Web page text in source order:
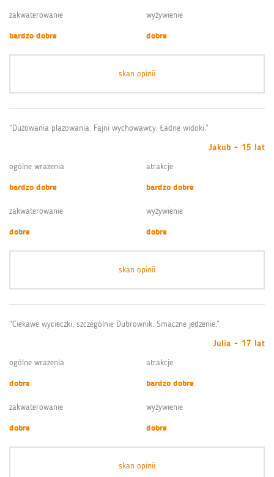
zakwaterowanie
bardzo dobre
wyżywienie
dobre
skan opinii
“Dużowania plazowania. Fajni wychowawcy. Ładne widoki.”
Jakub - 15 lat
ogólne wrażenia
bardzo dobre
atrakcje
bardzo dobre
zakwaterowanie
dobre
wyżywienie
dobre
skan opinii
“Ciekawe wycieczki, szczególnie Dubrownik. Smaczne jedzenie.”
Julia - 17 lat
ogólne wrażenia
dobre
atrakcje
bardzo dobre
zakwaterowanie
dobre
wyżywienie
dobre
skan opinii